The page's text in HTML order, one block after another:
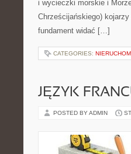
i wycieczki morskie i
Chrześcijańskiego)
fundament widać […]
CATEGORIES:
JĘZYK
POSTED BY ADMIN